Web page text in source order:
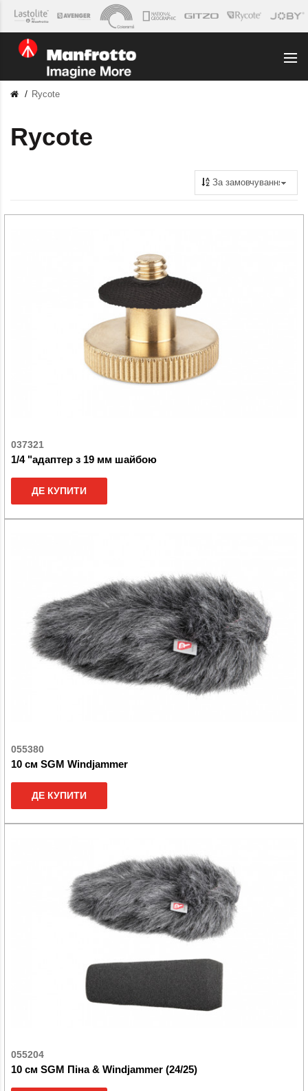
Rycote
Rycote
037321
1/4 "адаптер з 19 мм шайбою
ДЕ КУПИТИ
055380
10 см SGM Windjammer
ДЕ КУПИТИ
055204
10 см SGM Піна & Windjammer (24/25)